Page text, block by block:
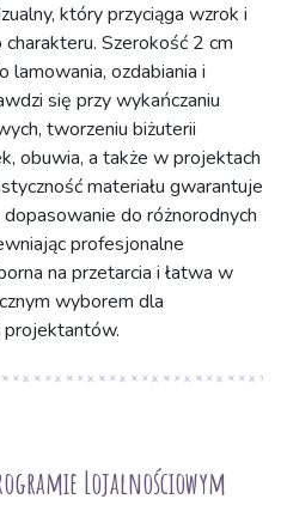
który przyciąga wzrok i
Szerokość 2 cm
lamowania, ozdabiania i
się przy wykańczaniu
tworzeniu biżuterii
obuwia, a także w projektach
materiału gwarantuje
do różnorodnych
profesjonalne
na przetarcia i łatwa w
wyborem dla
Lojalnościowym